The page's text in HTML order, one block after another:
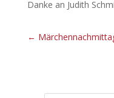
Danke an Judith
←